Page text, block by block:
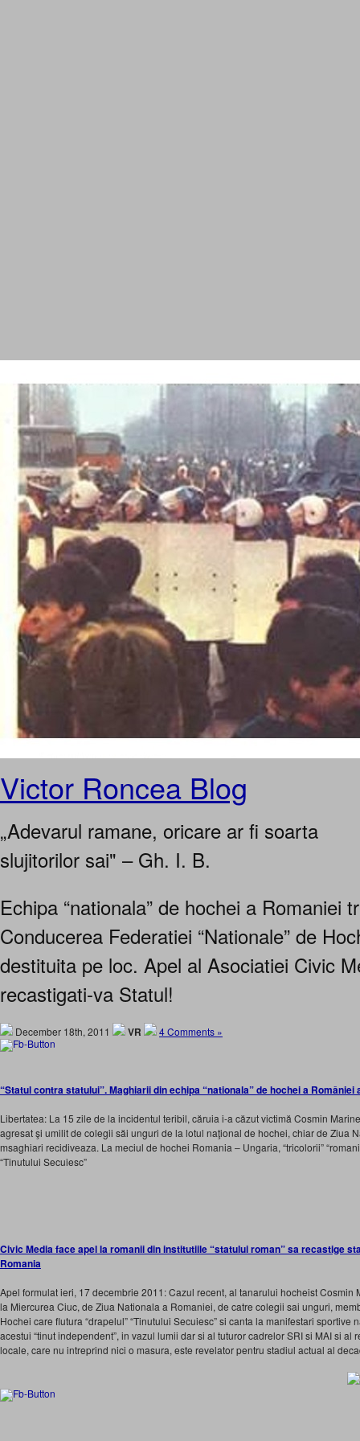
Victor Roncea Blog
„Adevarul ramane, oricare ar fi soarta
slujitorilor sai" – Gh. I. B.
Echipa “nationala” de hochei a Romaniei
Conducerea Federatiei “Nationale” de
destituita pe loc. Apel al Asociatiei Civic
recastigati-va Statul!
December 18th, 2011 VR 4 Comments »
“Statul contra statului”. Maghiarii din echipa “nationala” de hochei a
Libertatea: La 15 zile de la incidentul teribil, căruia i-a căzut victimă Cosmin
agresat şi umilit de colegii săi unguri de la lotul naţional de hochei, chiar de Ziua
msaghiari recidiveaza. La meciul de hochei Romania – Ungaria, “tricolorii”
“Tinutului Secuiesc”
Civic Media face apel la romanii din institutiile “statului roman” sa recastige
Romania
Apel formulat ieri, 17 decembrie 2011: Cazul recent, al tanarului hocheist Cosmin
la Miercurea Ciuc, de Ziua Nationala a Romaniei, de catre colegii sai unguri,
Hochei care flutura “drapelul” “Tinutului Secuiesc” si canta la manifestari sportive
acestui “tinut independent”, in vazul lumii dar si al tuturor cadrelor SRI si MAI si
locale, care nu intreprind nici o masura, este revelator pentru stadiul actual al